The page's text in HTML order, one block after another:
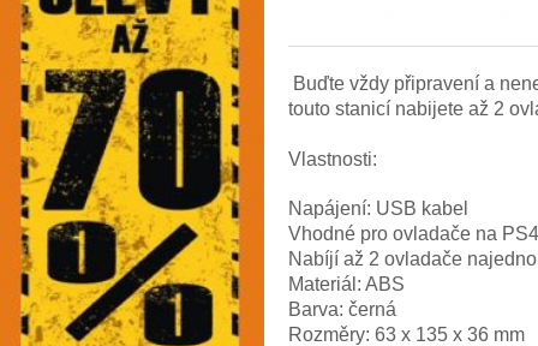
Buďte vždy připravení a
touto stanicí nabijete až 2
Vlastnosti:
Napájení: USB kabel
Vhodné pro ovladače na PS4
Nabíjí až 2 ovladače
Materiál: ABS
Barva: černá
Rozměry: 63 x 135 x 36 mm